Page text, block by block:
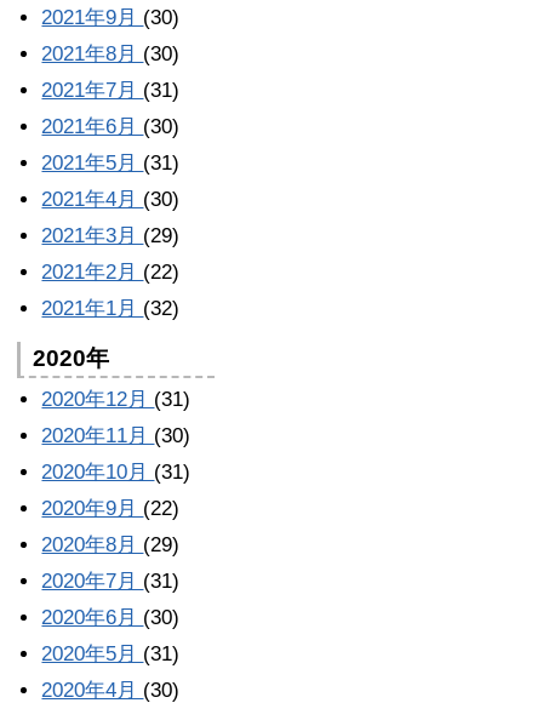
2021年9月 (30)
2021年8月 (30)
2021年7月 (31)
2021年6月 (30)
2021年5月 (31)
2021年4月 (30)
2021年3月 (29)
2021年2月 (22)
2021年1月 (32)
2020年
2020年12月 (31)
2020年11月 (30)
2020年10月 (31)
2020年9月 (22)
2020年8月 (29)
2020年7月 (31)
2020年6月 (30)
2020年5月 (31)
2020年4月 (30)